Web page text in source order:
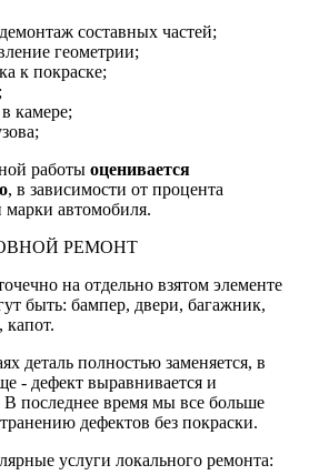
составных частей;
геометрии;
к покраске;
камере;
работы оценивается
, в зависимости от процента
автомобиля.
РЕМОНТ
на отдельно взятом элементе
быть: бампер, двери, багажник,
деталь полностью заменяется, в
- дефект выравнивается и
В последнее время мы все больше
дефектов без покраски.
услуги локального ремонта: